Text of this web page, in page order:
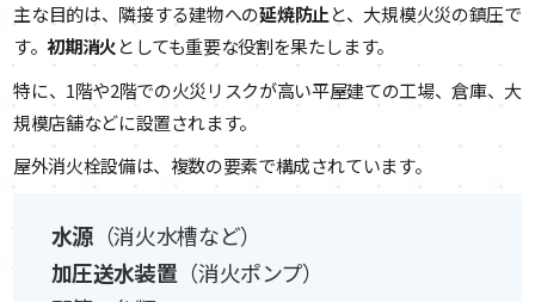
主な目的は、隣接する建物への延焼防止と、大規模火災の鎮圧で
す。 初期消火としても重要な役割を果たします。
特に、1階や2階での火災リスクが高い平屋建ての工場、倉庫、大
規模店舗などに設置されます。
屋外消火栓設備は、複数の要素で構成されています。
水源（消火水槽など）
加圧送水装置 （消火ポンプ）